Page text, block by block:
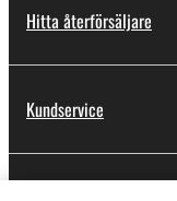
Hitta återförsäljare
Kundservice